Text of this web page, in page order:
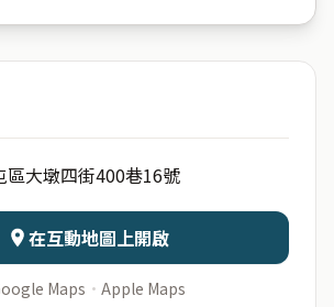
Minami
出生時辰
區大墩四街400巷16號
在互動地圖上開啟
Maps · Apple Maps